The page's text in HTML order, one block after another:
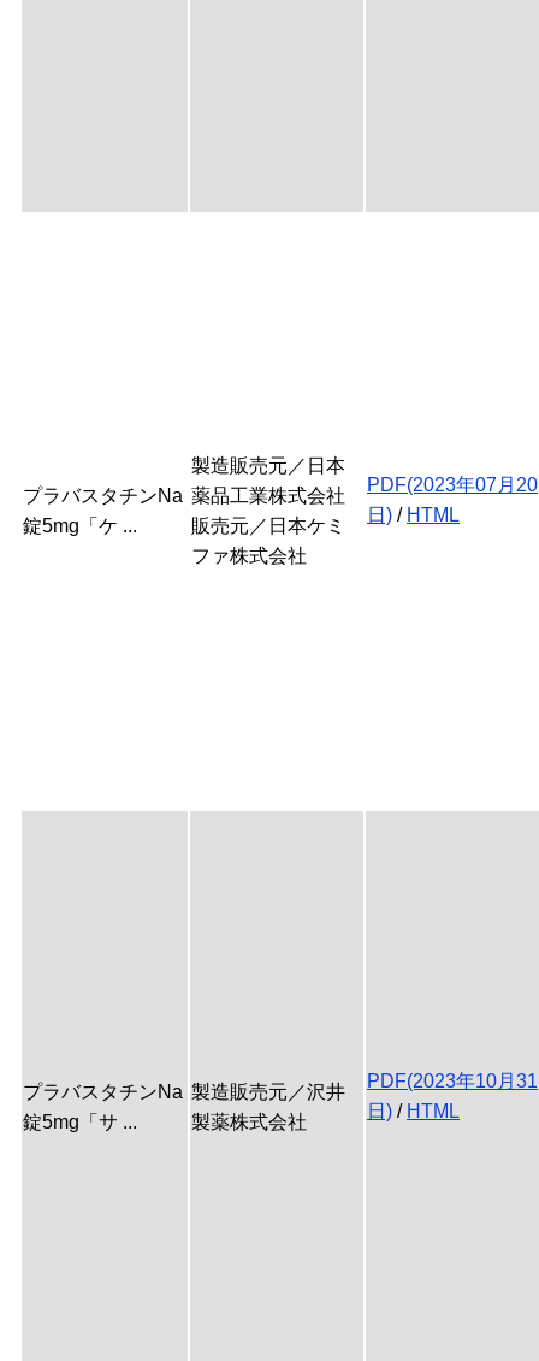
プラバスタチンNa
錠5mg「ケ ...
製造販売元／日本
薬品工業株式会社
販売元／日本ケミ
ファ株式会社
PDF(2023年07月20
日) / HTML
プラバスタチンNa
錠5mg「サ ...
製造販売元／沢井
製薬株式会社
PDF(2023年10月31
日) / HTML